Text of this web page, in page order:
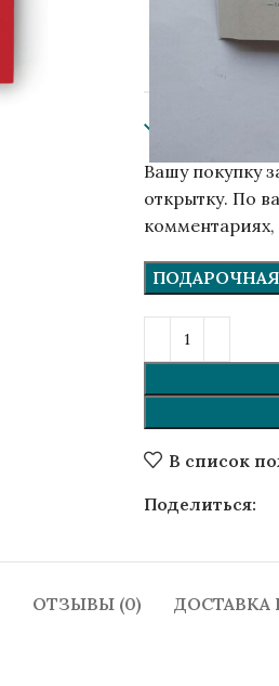
Вашу покупку
открытку. По
комментариях,
ПОДАРОЧНАЯ
В список
Поделиться:
ОТЗЫВЫ (0) ДОСТАВКА